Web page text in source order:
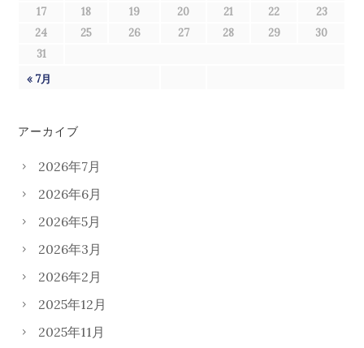
« 7月
17
18 19 20 21 22
23
24
25 26 27 28 29
30
31
アーカイブ
2026年7月
2026年6月
2026年5月
2026年3月
2026年2月
2025年12月
2025年11月